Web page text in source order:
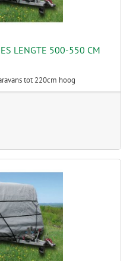
LENGTE 500-550 CM
tot 220cm hoog